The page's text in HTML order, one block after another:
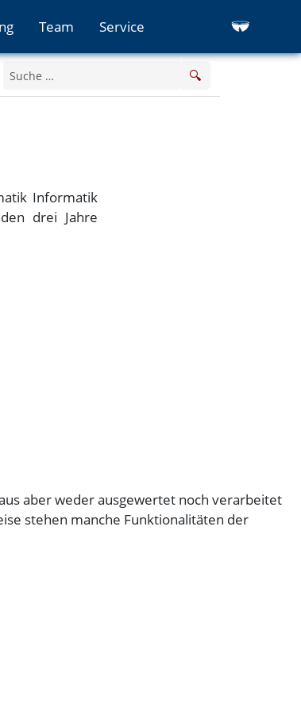
Team Service
🔍
Informatik
drei Jahre
aber weder ausgewertet noch verarbeitet
stehen manche Funktionalitäten der